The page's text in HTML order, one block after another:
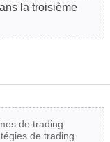
la troisième
de trading
de trading